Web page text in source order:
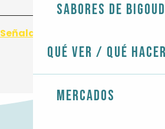
Sabores de
Qué ver / Qué
Mercados
Señalar un error